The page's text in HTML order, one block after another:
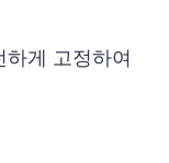
게 고정하여